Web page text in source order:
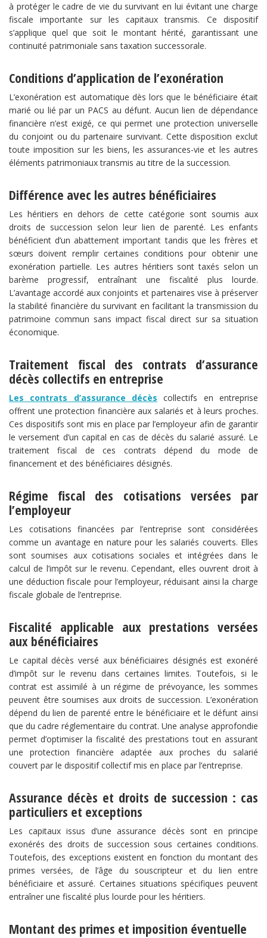
à protéger le cadre de vie du survivant en lui évitant une charge
fiscale importante sur les capitaux transmis. Ce dispositif
s’applique quel que soit le montant hérité, garantissant une
continuité patrimoniale sans taxation successorale.
​Conditions d’application de l’exonération​
L’exonération est automatique dès lors que le bénéficiaire était
marié ou lié par un PACS au défunt. Aucun lien de dépendance
financière n’est exigé, ce qui permet une protection universelle
du conjoint ou du partenaire survivant. Cette disposition exclut
toute imposition sur les biens, les assurances-vie et les autres
éléments patrimoniaux transmis au titre de la succession.
​Différence avec les autres bénéficiaires​
Les héritiers en dehors de cette catégorie sont soumis aux
droits de succession selon leur lien de parenté. Les enfants
bénéficient d’un abattement important tandis que les frères et
sœurs doivent remplir certaines conditions pour obtenir une
exonération partielle. Les autres héritiers sont taxés selon un
barème progressif, entraînant une fiscalité plus lourde.
L’avantage accordé aux conjoints et partenaires vise à préserver
la stabilité financière du survivant en facilitant la transmission du
patrimoine commun sans impact fiscal direct sur sa situation
économique.
​Traitement fiscal des contrats d’assurance
décès collectifs en entreprise​
Les contrats d’assurance décès collectifs en entreprise
offrent une protection financière aux salariés et à leurs proches.
Ces dispositifs sont mis en place par l’employeur afin de garantir
le versement d’un capital en cas de décès du salarié assuré. Le
traitement fiscal de ces contrats dépend du mode de
financement et des bénéficiaires désignés.
​Régime fiscal des cotisations versées par
l’employeur​
Les cotisations financées par l’entreprise sont considérées
comme un avantage en nature pour les salariés couverts. Elles
sont soumises aux cotisations sociales et intégrées dans le
calcul de l’impôt sur le revenu. Cependant, elles ouvrent droit à
une déduction fiscale pour l’employeur, réduisant ainsi la charge
fiscale globale de l’entreprise.
​Fiscalité applicable aux prestations versées
aux bénéficiaires​
Le capital décès versé aux bénéficiaires désignés est exonéré
d’impôt sur le revenu dans certaines limites. Toutefois, si le
contrat est assimilé à un régime de prévoyance, les sommes
peuvent être soumises aux droits de succession. L’exonération
dépend du lien de parenté entre le bénéficiaire et le défunt ainsi
que du cadre réglementaire du contrat. Une analyse approfondie
permet d’optimiser la fiscalité des prestations tout en assurant
une protection financière adaptée aux proches du salarié
couvert par le dispositif collectif mis en place par l’entreprise.
Assurance décès et droits de succession : cas
particuliers et exceptions​
Les capitaux issus d’une assurance décès sont en principe
exonérés des droits de succession sous certaines conditions.
Toutefois, des exceptions existent en fonction du montant des
primes versées, de l’âge du souscripteur et du lien entre
bénéficiaire et assuré. Certaines situations spécifiques peuvent
entraîner une fiscalité plus lourde pour les héritiers.
​Montant des primes et imposition éventuelle​